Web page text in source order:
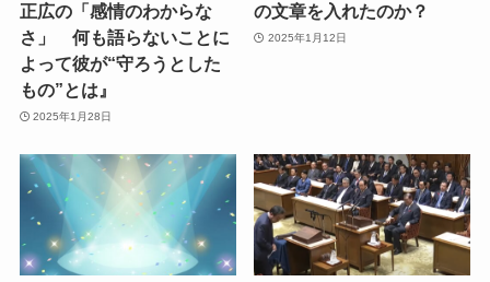
正広の「感情のわからな
さ」 何も語らないことに
よって彼が“守ろうとした
もの”とは』
2025年1月28日
の文章を入れたのか？
2025年1月12日